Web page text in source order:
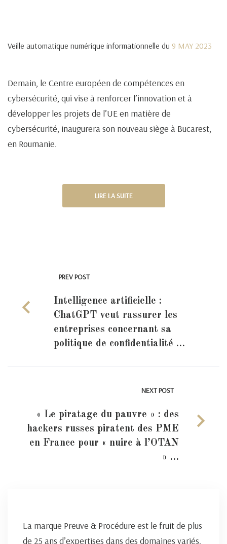
Veille automatique numérique informationnelle du 9 MAY 2023
Demain, le Centre européen de compétences en
cybersécurité, qui vise à renforcer l’innovation et à
développer les projets de l’UE en matière de
cybersécurité, inaugurera son nouveau siège à Bucarest,
en Roumanie.
LIRE LA SUITE
PREV POST
Intelligence artificielle :
ChatGPT veut rassurer les
entreprises concernant sa
politique de confidentialité …
NEXT POST
« Le piratage du pauvre » : des
hackers russes piratent des PME
en France pour « nuire à l’OTAN
» …
La marque Preuve & Procédure est le fruit de plus
de 25 ans d’expertises dans des domaines variés,